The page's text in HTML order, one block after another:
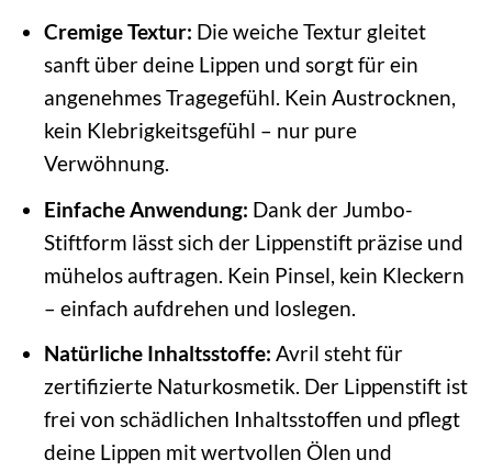
Cremige Textur: Die weiche Textur gleitet
sanft über deine Lippen und sorgt für ein
angenehmes Tragegefühl. Kein Austrocknen,
kein Klebrigkeitsgefühl – nur pure
Verwöhnung.
Einfache Anwendung: Dank der Jumbo-
Stiftform lässt sich der Lippenstift präzise und
mühelos auftragen. Kein Pinsel, kein Kleckern
– einfach aufdrehen und loslegen.
Natürliche Inhaltsstoffe: Avril steht für
zertifizierte Naturkosmetik. Der Lippenstift ist
frei von schädlichen Inhaltsstoffen und pflegt
deine Lippen mit wertvollen Ölen und